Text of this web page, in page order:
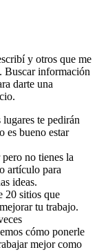
y otros que me
Buscar información
darte una
te pedirán
es bueno estar
no tienes la
artículo para
ideas.
20 sitios que
tu trabajo.
cómo ponerle
mejor como